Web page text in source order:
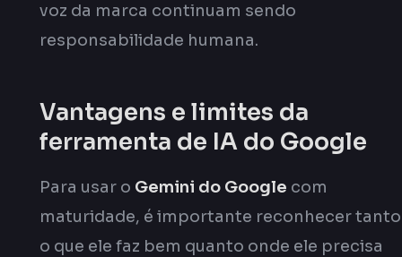
voz da marca continuam sendo
responsabilidade humana.
Vantagens e limites da
ferramenta de IA do Google
Para usar o Gemini do Google com
maturidade, é importante reconhecer tanto
o que ele faz bem quanto onde ele precisa